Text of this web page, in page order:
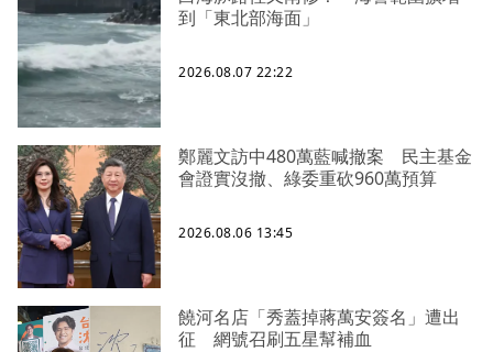
到「東北部海面」
2026.08.07 22:22
鄭麗文訪中480萬藍喊撤案 民主基金
會證實沒撤、綠委重砍960萬預算
2026.08.06 13:45
饒河名店「秀蓋掉蔣萬安簽名」遭出
征 網號召刷五星幫補血